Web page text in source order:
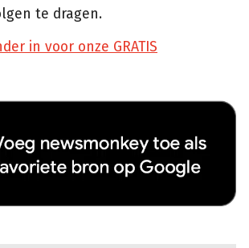
te dragen.
in voor onze GRATIS